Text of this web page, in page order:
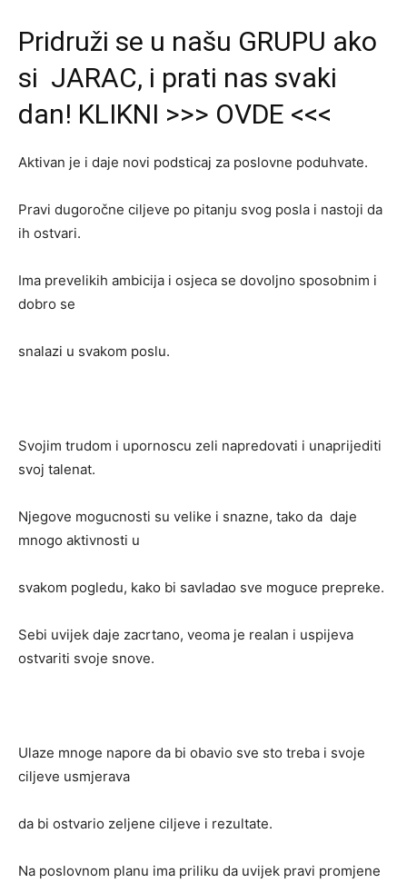
Pridruži se u našu GRUPU ako
si JARAC, i prati nas svaki
dan! KLIKNI >>> OVDE <<<
Aktivan je i daje novi podsticaj za poslovne poduhvate.
Pravi dugoročne ciljeve po pitanju svog posla i nastoji da
ih ostvari.
Ima prevelikih ambicija i osjeca se dovoljno sposobnim i
dobro se
snalazi u svakom poslu.
Svojim trudom i upornoscu zeli napredovati i unaprijediti
svoj talenat.
Njegove mogucnosti su velike i snazne, tako da daje
mnogo aktivnosti u
svakom pogledu, kako bi savladao sve moguce prepreke.
Sebi uvijek daje zacrtano, veoma je realan i uspijeva
ostvariti svoje snove.
Ulaze mnoge napore da bi obavio sve sto treba i svoje
ciljeve usmjerava
da bi ostvario zeljene ciljeve i rezultate.
Na poslovnom planu ima priliku da uvijek pravi promjene